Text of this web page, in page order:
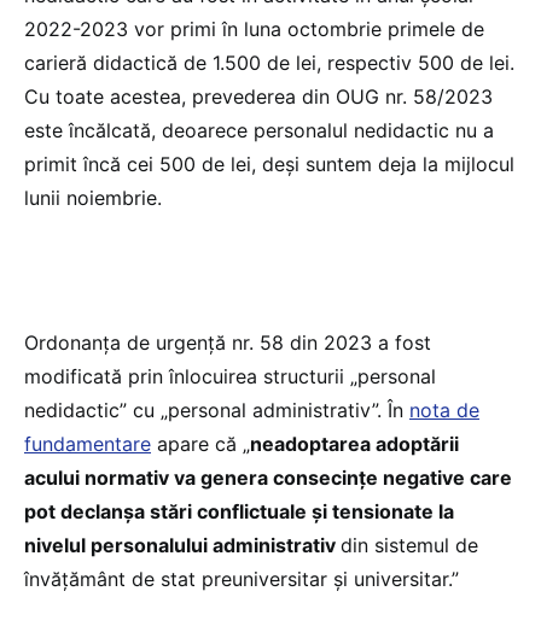
2022-2023 vor primi în luna octombrie primele de
carieră didactică de 1.500 de lei, respectiv 500 de lei.
Cu toate acestea, prevederea din OUG nr. 58/2023
este încălcată, deoarece personalul nedidactic nu a
primit încă cei 500 de lei, deși suntem deja la mijlocul
lunii noiembrie.
Ordonanța de urgență nr. 58 din 2023 a fost
modificată prin înlocuirea structurii „personal
nedidactic” cu „personal administrativ”. În nota de
fundamentare apare că „neadoptarea adoptării
acului normativ va genera consecințe negative care
pot declanșa stări conflictuale și tensionate la
nivelul personalului administrativ din sistemul de
învățământ de stat preuniversitar și universitar.”